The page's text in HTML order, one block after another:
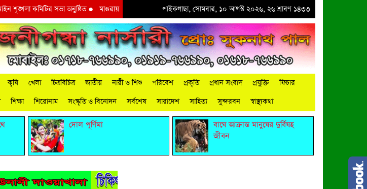
কমিটির সভা অনুষ্ঠিত●মাগুরায় আদিবাসী দিবস পালিত●পাইকগাছায় তোকিয়া পশ্চিম পাড়া সরকারি প্রাথমিক বিদ‍্যালয়ে বনবিবির
পাইকগাছা, সোমবার, ১০ আগস্ট ২০২৬, ২৬ শ্রাবণ ১৪৩৩
কৃষি খেলা চিত্রবিচিত্র জাতীয় নারী ও শিশু পরিবেশ প্রকৃতি প্রধান সংবাদ প্রযুক্তি
ফিচার
শিক্ষা শিরোনাম সংস্কৃতি ও বিনোদন সর্বশেষ সারাদেশ সাহিত্য সুন্দরবন স্বাস্থ্যকথা
দোল পূর্ণিমা
বাঘে আক্রান্ত মানুষের দুর্বিষহ
জীবন